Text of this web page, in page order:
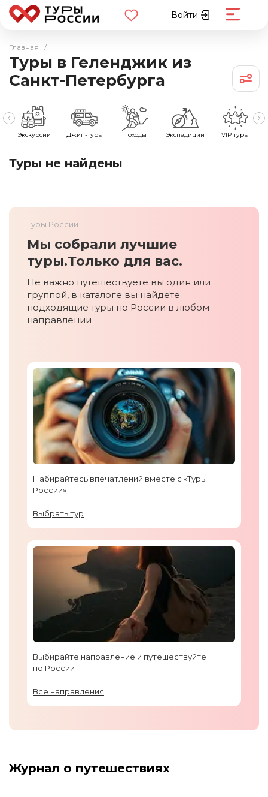
Войти
Главная /
Туры в Геленджик из
Санкт-Петербурга
Экскурсии Джип-туры Походы Экспедиции VIP туры
Туры не найдены
Туры России
Мы собрали лучшие
туры.Только для вас.
Не важно путешествуете вы один или
группой, в каталоге вы найдете
подходящие туры по России в любом
направлении
Набирайтесь впечатлений вместе с «Туры
России»
Выбрать тур
Выбирайте направление и путешествуйте
по России
Все направления
Журнал о путешествиях